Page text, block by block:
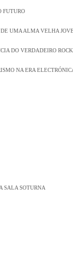
FUTURO
UMA ALMA VELHA
DO VERDADEIRO ROCK
NA ERA
SALA SOTURNA